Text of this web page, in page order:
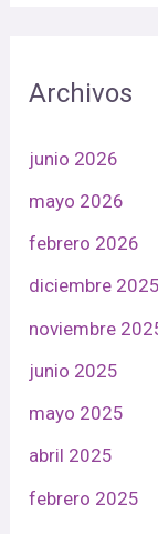
Archivos
junio 2026
mayo 2026
febrero 2026
diciembre 2025
noviembre
junio 2025
mayo 2025
abril 2025
febrero 2025